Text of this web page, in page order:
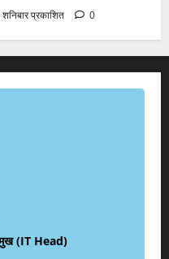
प्रकाशित 0
(IT Head)